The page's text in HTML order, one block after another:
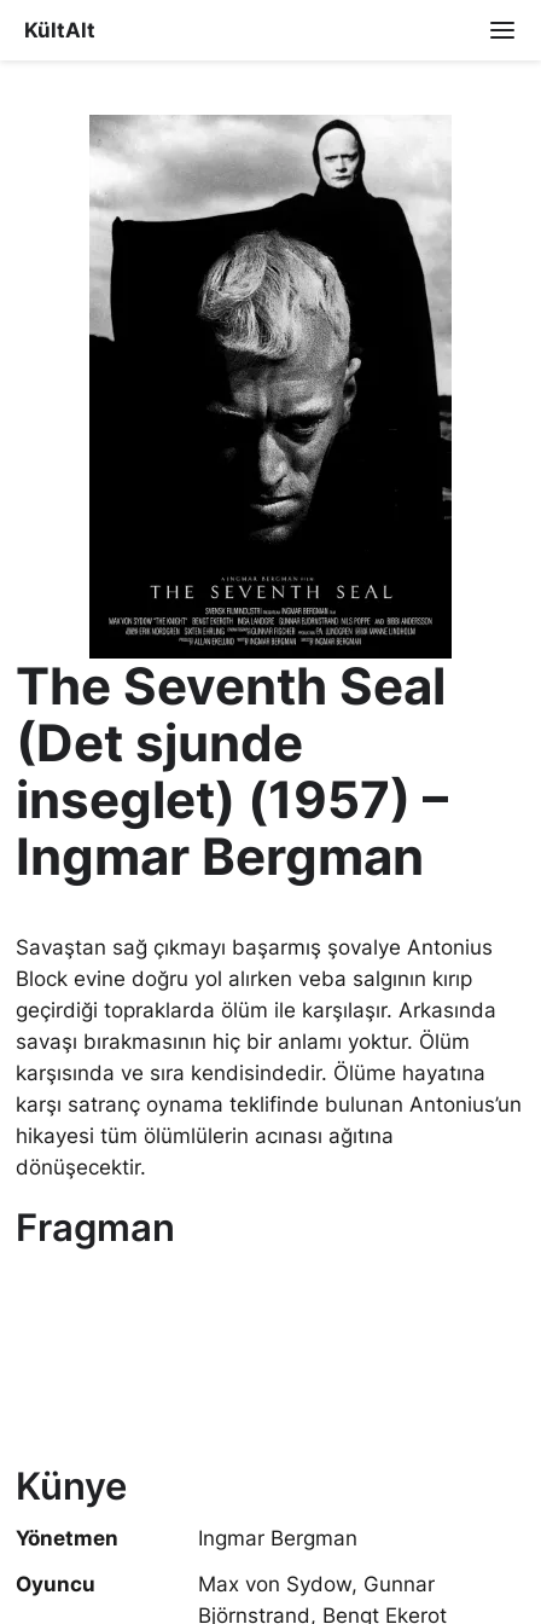
KültAlt
The Seventh Seal
(Det sjunde
inseglet) (1957) –
Ingmar Bergman
Savaştan sağ çıkmayı başarmış şovalye Antonius
Block evine doğru yol alırken veba salgının kırıp
geçirdiği topraklarda ölüm ile karşılaşır. Arkasında
savaşı bırakmasının hiç bir anlamı yoktur. Ölüm
karşısında ve sıra kendisindedir. Ölüme hayatına
karşı satranç oynama teklifinde bulunan Antonius’un
hikayesi tüm ölümlülerin acınası ağıtına
dönüşecektir.
Fragman
Künye
Yönetmen
Ingmar Bergman
Oyuncu
Max von Sydow, Gunnar
Björnstrand, Bengt Ekerot